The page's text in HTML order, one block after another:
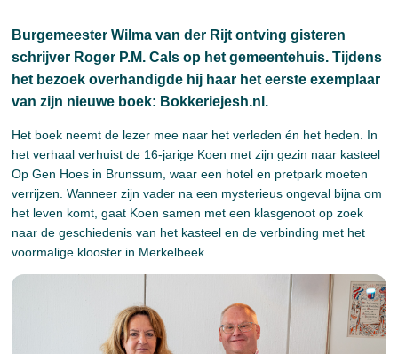
Burgemeester Wilma van der Rijt ontving gisteren
schrijver Roger P.M. Cals op het gemeentehuis. Tijdens
het bezoek overhandigde hij haar het eerste exemplaar
van zijn nieuwe boek: Bokkeriejesh.nl.
Het boek neemt de lezer mee naar het verleden én het heden. In
het verhaal verhuist de 16-jarige Koen met zijn gezin naar kasteel
Op Gen Hoes in Brunssum, waar een hotel en pretpark moeten
verrijzen. Wanneer zijn vader na een mysterieus ongeval bijna om
het leven komt, gaat Koen samen met een klasgenoot op zoek
naar de geschiedenis van het kasteel en de verbinding met het
voormalige klooster in Merkelbeek.